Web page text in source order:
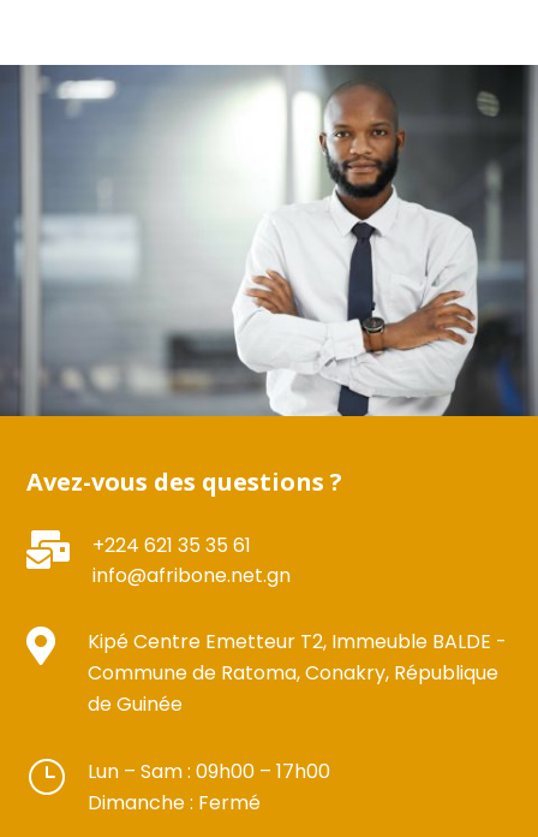
Avez-vous des questions ?

+224 621 35 35 61
info@afribone.net.gn

Kipé Centre Emetteur T2, Immeuble BALDE -
Commune de Ratoma, Conakry, République
de Guinée
}
Lun – Sam : 09h00 – 17h00 ​​
Dimanche : Fermé